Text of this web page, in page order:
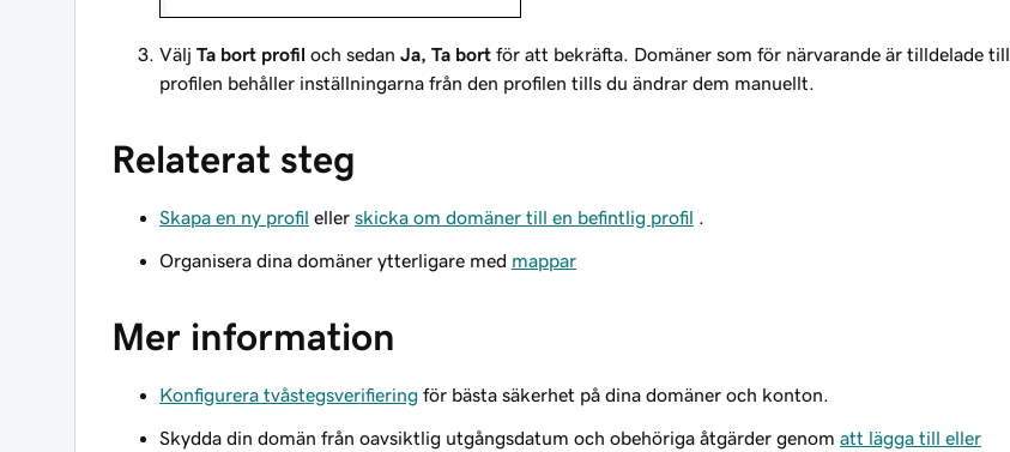
Välj Ta bort profil och sedan Ja, Ta bort för att bekräfta. Domäner som för närvarande är tilldelade till
profilen behåller inställningarna från den profilen tills du ändrar dem manuellt.
Relaterat steg
Skapa en ny profil eller skicka om domäner till en befintlig profil
Organisera dina domäner ytterligare med mappar
Mer information
Konfigurera tvåstegsverifiering för bästa säkerhet på dina domäner och konton.
Skydda din domän från oavsiktlig utgångsdatum och obehöriga åtgärder genom att lägga till eller